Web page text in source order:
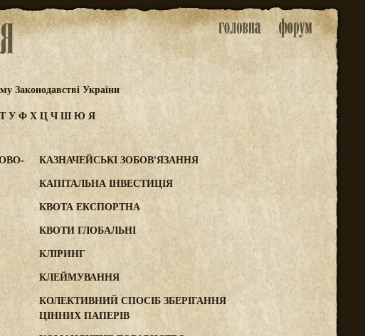
Законодавстві України
ТУФХЦЧШЮЯ
КАЗНАЧЕЙСЬКІ ЗОБОВ'ЯЗАННЯ
КАПІТАЛЬНА ІНВЕСТИЦІЯ
КВОТА ЕКСПОРТНА
КВОТИ ГЛОБАЛЬНІ
КЛІРИНГ
КЛЕЙМУВАННЯ
КОЛЕКТИВНИЙ СПОСІБ ЗБЕРІГАННЯ
ЦІННИХ ПАПЕРІВ